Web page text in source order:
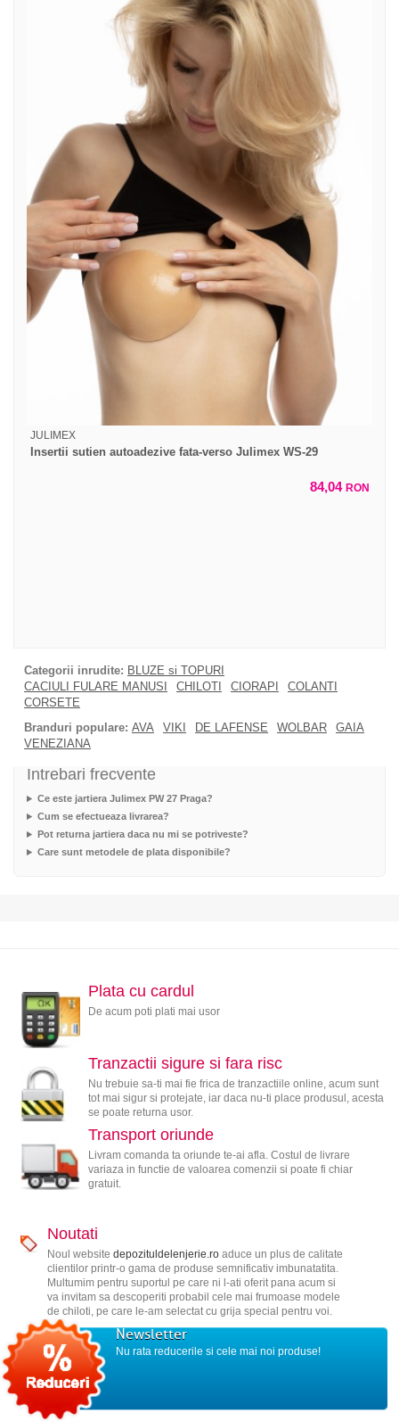
JULIMEX
Insertii sutien autoadezive fata-verso Julimex WS-29
84,04 RON
Categorii inrudite: BLUZE si TOPURI
CACIULI FULARE MANUSI
CHILOTI CIORAPI
COLANTI
CORSETE
Branduri populare: AVA VIKI DE LAFENSE WOLBAR
GAIA
VENEZIANA
Intrebari frecvente
Ce este jartiera Julimex PW 27 Praga?
Cum se efectueaza livrarea?
Pot returna jartiera daca nu mi se potriveste?
Care sunt metodele de plata disponibile?
Plata cu cardul
De acum poti plati mai usor
Tranzactii sigure si fara risc
Nu trebuie sa-ti mai fie frica de tranzactiile online, acum sunt
tot mai sigur si protejate, iar daca nu-ti place produsul, acesta
se poate returna usor.
Transport oriunde
Livram comanda ta oriunde te-ai afla. Costul de livrare
variaza in functie de valoarea comenzii si poate fi chiar
gratuit.
Noutati
Noul website depozituldelenjerie.roaduce un plus de calitate
clientilor printr-o gama de produse semnificativ imbunatatita.
Multumim pentru suportul pe care ni l-ati oferit pana acum si
va invitam sa descoperiti probabil cele mai frumoase modele
de chiloti, pe care le-am selectat cu grija special pentru voi.
Newsletter
Nu rata reducerile si cele mai noi produse!